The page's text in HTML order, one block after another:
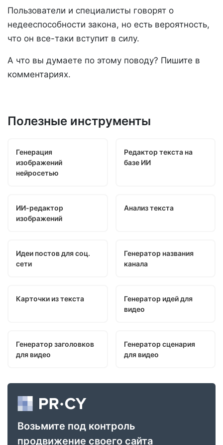
Пользователи и специалисты говорят о
недееспособности закона, но есть вероятность,
что он все-таки вступит в силу.
А что вы думаете по этому поводу? Пишите в
комментариях.
Полезные инструменты
Генерация
изображений
нейросетью
Редактор текста на
базе ИИ
ИИ-редактор
изображений
Анализ текста
Идеи постов для соц.
сети
Генератор названия
канала
Карточки из текста
Генератор идей для
видео
Генератор заголовков
для видео
Генератор сценария
для видео
Возьмите под контроль
продвижение своего сайта